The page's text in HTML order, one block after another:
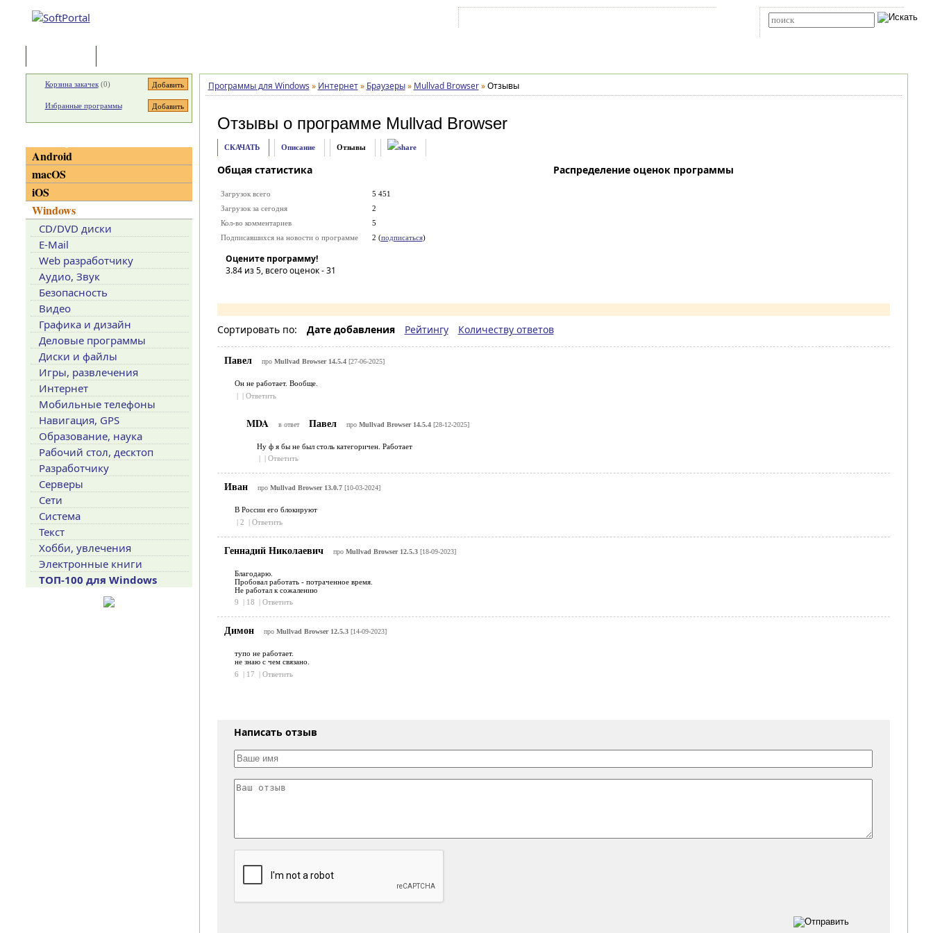
Программы для Windows » Интернет » Браузеры » Mullvad Browser » Отзывы
Отзывы о программе Mullvad Browser
СКАЧАТЬ Описание Отзывы
Общая статистика
Загрузок всего
5 451
Загрузок за сегодня
2
Кол-во комментариев
5
Подписавшихся на новости о программе
2 (подписаться)
Оцените программу!
3.84из 5, всего оценок -31
Распределение оценок программы
Сортировать по: Дате добавления Рейтингу Количеству ответов
Павел про Mullvad Browser 14.5.4[27-06-2025]
Он не работает. Вообще.
| | Ответить
MDA в ответ Павел про Mullvad Browser 14.5.4[28-12-2025]
Ну ф я бы не был столь категоричен. Работает
| | Ответить
Иван про Mullvad Browser 13.0.7[10-03-2024]
В России его блокируют
| 2 | Ответить
Геннадий Николаевич про Mullvad Browser 12.5.3[18-09-2023]
Благодарю.
Пробовал работать - потраченное время.
Не работал к сожалению
9
| 18 | Ответить
Димон про Mullvad Browser 12.5.3[14-09-2023]
тупо не работает.
не знаю с чем связано.
6
| 17 | Ответить
Написать отзыв
Корзина закачек(0)
Избранные программы
Android
macOS
iOS
Windows
CD/DVD диски
E-Mail
Web разработчику
Аудио, Звук
Безопасность
Видео
Графика и дизайн
Деловые программы
Диски и файлы
Игры, развлечения
Интернет
Мобильные телефоны
Навигация, GPS
Образование, наука
Рабочий стол, десктоп
Разработчику
Серверы
Сети
Система
Текст
Хобби, увлечения
Электронные книги
ТОП-100 для Windows